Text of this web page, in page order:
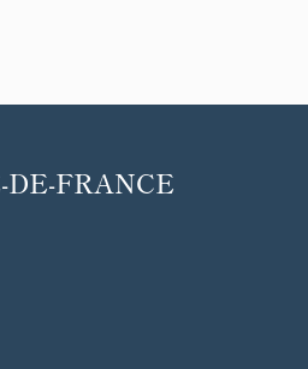
FRANCE